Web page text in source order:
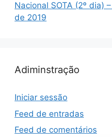
Nacional SOTA (2º dia)
de 2019
Adiminstração
Iniciar sessão
Feed de entradas
Feed de comentários